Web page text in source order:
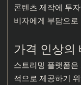
콘텐츠 제작에 투
비자에게 부담으
가격 인상의
스트리밍 플랫폼
적으로 제공하기